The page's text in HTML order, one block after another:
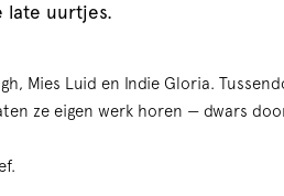
late uurtjes.
Mies Luid en Indie Gloria.
ze eigen werk horen — dwars